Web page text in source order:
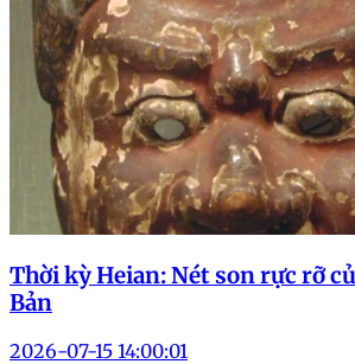
Thời kỳ Heian: Nét son rực rỡ
Bản
2026-07-15 14:00:01